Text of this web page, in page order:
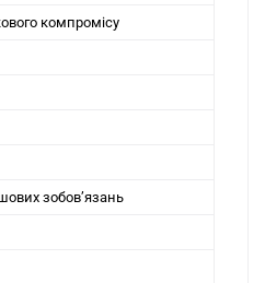
компромісу
зобов’язань